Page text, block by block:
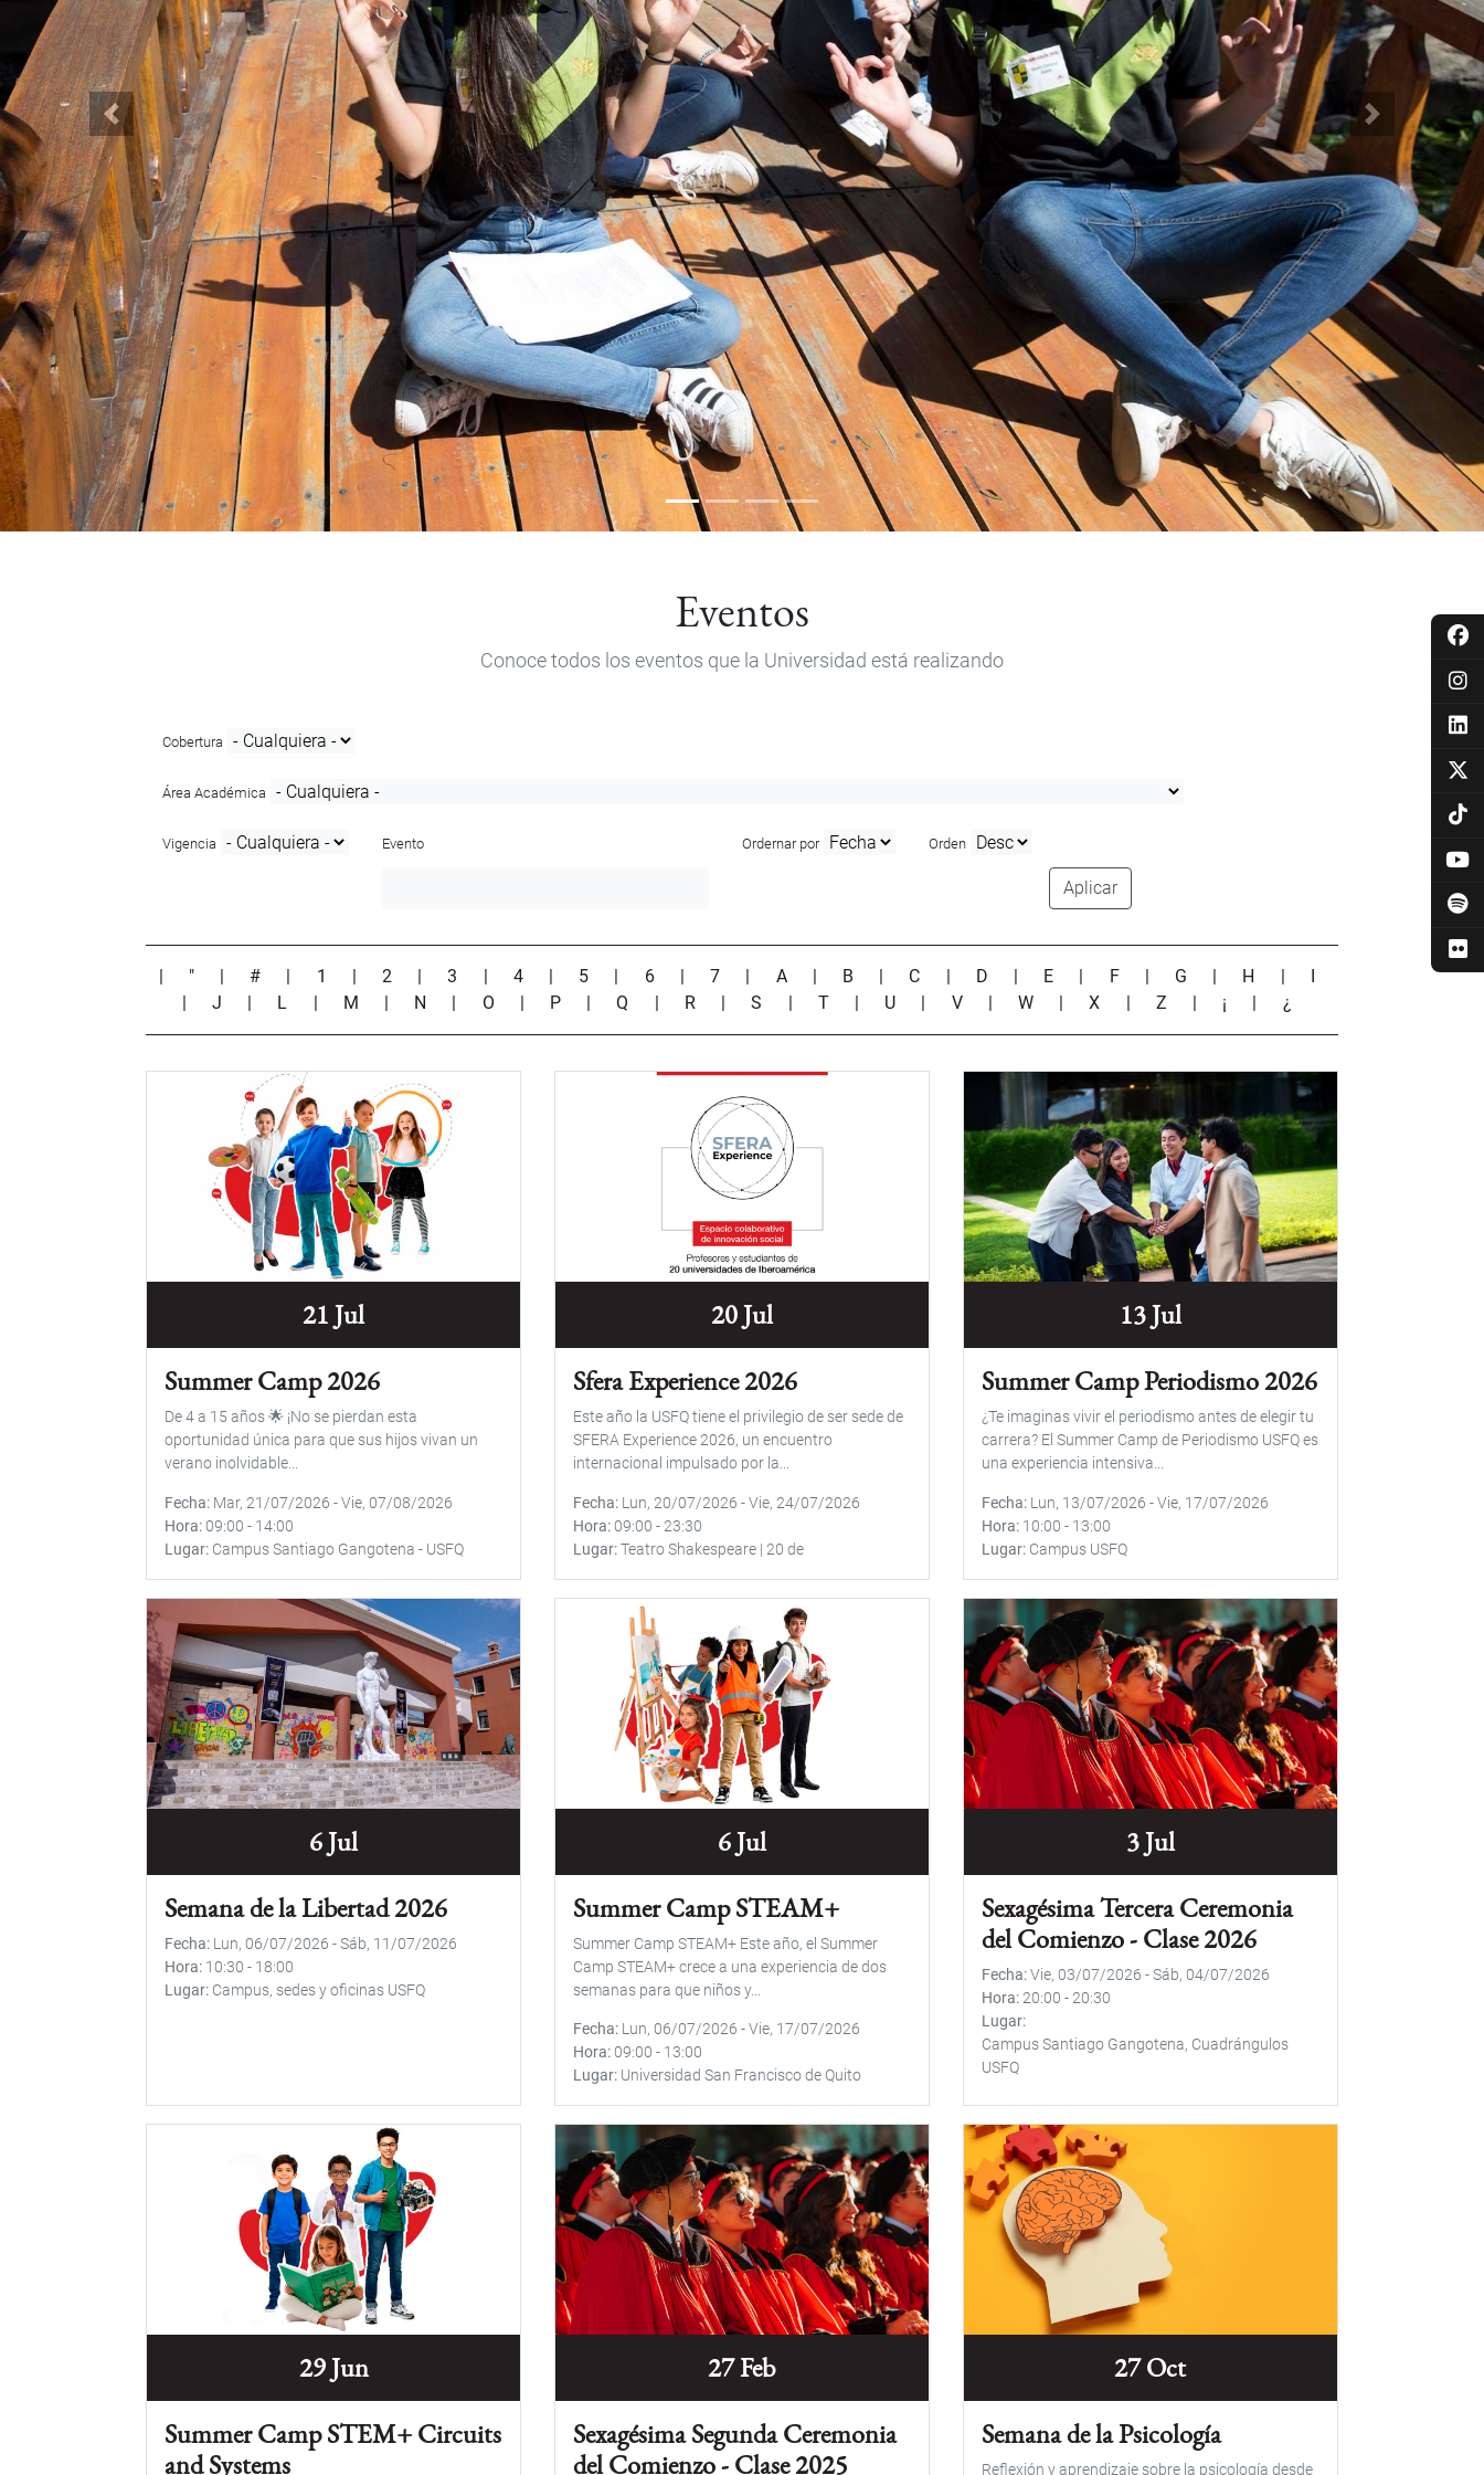
Anterior Siguiente
Eventos
Conoce todos los eventos que la Universidad está realizando
Cobertura
Área Académica
Vigencia Evento Ordernar por Orden
Aplicar
" # 1 2 |3 4 5 6 |7 A B C D E F G H
J L M N O P |Q R |S T U V W |X Z ¡ ¿
21 Jul
Summer Camp 2026
De 4 a 15 años 🌟 ¡No se pierdan esta
oportunidad única para que sus hijos vivan un
verano inolvidable...
Fecha Mar, 21/07/2026 -Vie, 07/08/2026
Hora 09:00 - 14:00
Lugar Campus Santiago Gangotena - USFQ
20 Jul
Sfera Experience 2026
Este año la USFQ tiene el privilegio de ser sede de
SFERA Experience 2026, un encuentro
internacional impulsado por la...
Fecha Lun, 20/07/2026 -Vie, 24/07/2026
Hora 09:00 - 23:30
Lugar Teatro Shakespeare | 20 de
13 Jul
Summer Camp Periodismo 2026
¿Te imaginas vivir el periodismo antes de elegir tu
carrera? El Summer Camp de Periodismo USFQ es
una experiencia intensiva...
Fecha Lun, 13/07/2026 -Vie, 17/07/2026
Hora 10:00 - 13:00
Lugar Campus USFQ
6 Jul
Semana de la Libertad 2026
Fecha Lun, 06/07/2026 -Sáb, 11/07/2026
Hora 10:30 - 18:00
Lugar Campus, sedes y oficinas USFQ
6 Jul
Summer Camp STEAM+
Summer Camp STEAM+ Este año, el Summer
Camp STEAM+ crece a una experiencia de dos
semanas para que niños y...
Fecha Lun, 06/07/2026 -Vie, 17/07/2026
Hora 09:00 - 13:00
Lugar Universidad San Francisco de Quito
3 Jul
Sexagésima Tercera Ceremonia
del Comienzo - Clase 2026
Fecha Vie, 03/07/2026 -Sáb, 04/07/2026
Hora 20:00 - 20:30
Lugar
Campus Santiago Gangotena, Cuadrángulos
USFQ
29 Jun
Summer Camp STEM+ Circuits
and Systems
27 Feb
Sexagésima Segunda Ceremonia
del Comienzo - Clase 2025
27 Oct
Semana de la Psicología
Reflexión y aprendizaje sobre la psicología desde